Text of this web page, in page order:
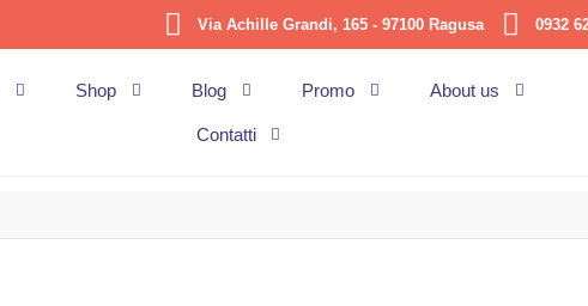
Via Achille Grandi, 165 - 97100 Ragusa 0932
Shop Blog Promo About us
Contatti